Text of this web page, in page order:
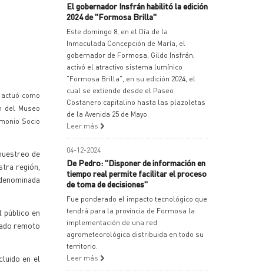
como
del Museo
Socio
de
región,
público en
remoto
en el
El gobernador Insfrán habilitó la edición
2024 de "Formosa Brilla"
Este domingo 8, en el Día de la
Inmaculada Concepción de María, el
gobernador de Formosa, Gildo Insfrán,
activó el atractivo sistema lumínico
"Formosa Brilla", en su edición 2024, el
cual se extiende desde el Paseo
Costanero capitalino hasta las plazoletas
de la Avenida 25 de Mayo.
Leer más
04-12-2024
De Pedro: "Disponer de información en
tiempo real permite facilitar el proceso
de toma de decisiones"
Fue ponderado el impacto tecnológico que
tendrá para la provincia de Formosa la
implementación de una red
agrometeorológica distribuida en todo su
territorio.
Leer más